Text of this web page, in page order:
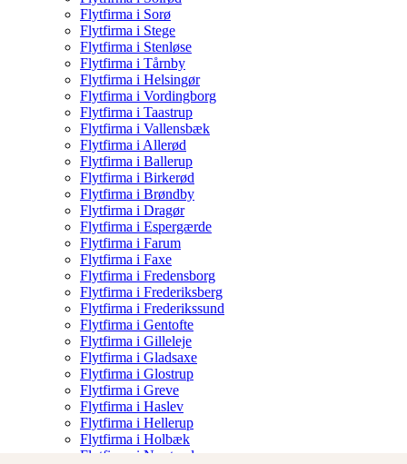
Flytfirma i Sorø
Flytfirma i Stege
Flytfirma i Stenløse
Flytfirma i Tårnby
Flytfirma i Helsingør
Flytfirma i Vordingborg
Flytfirma i Taastrup
Flytfirma i Vallensbæk
Flytfirma i Allerød
Flytfirma i Ballerup
Flytfirma i Birkerød
Flytfirma i Brøndby
Flytfirma i Dragør
Flytfirma i Espergærde
Flytfirma i Farum
Flytfirma i Faxe
Flytfirma i Fredensborg
Flytfirma i Frederiksberg
Flytfirma i Frederikssund
Flytfirma i Gentofte
Flytfirma i Gilleleje
Flytfirma i Gladsaxe
Flytfirma i Glostrup
Flytfirma i Greve
Flytfirma i Haslev
Flytfirma i Hellerup
Flytfirma i Holbæk
Flytfirma i Næstved